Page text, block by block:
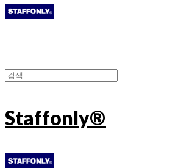
Staffonly®